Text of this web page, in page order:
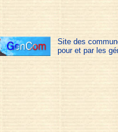
Site des
pour et par les